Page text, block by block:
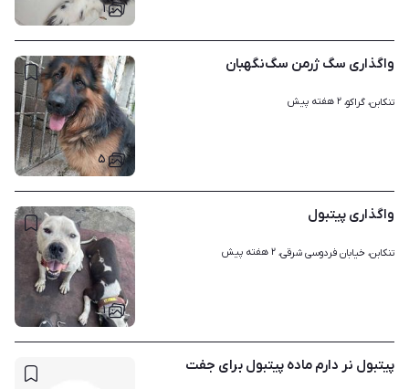
۱
۵
واگذاری سگ ژرمن سگ‌نگهبان
تنکابن، گراکو، ۲ هفته پیش
۱
واگذاری پیتبول
تنکابن، خیابان فردوسی شرقی، ۲ هفته پیش
پیتبول نر دارم ماده پیتبول برای جفت